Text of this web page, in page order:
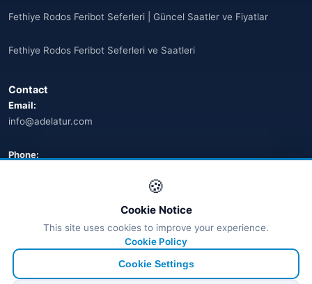
Fethiye Rodos Feribot Seferleri | Güncel Saatler ve Fiyatlar
Fethiye Rodos Feribot Seferleri ve Saatleri
Contact
Email:
info@adelatur.com
Phone:
🍪
Cookie Notice
This site uses cookies to improve your experience.
Cookie Policy
Cookie Settings